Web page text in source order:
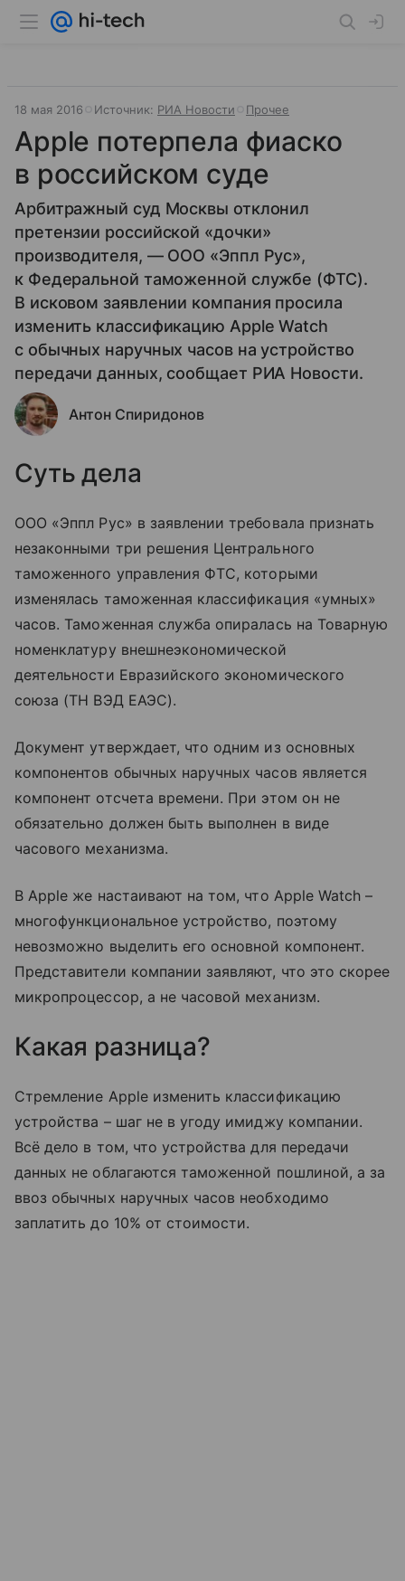
18 мая 2016 Источник: РИА Новости Прочее
Apple потерпела фиаско
в российском суде
Арбитражный суд Москвы отклонил
претензии российской «дочки»
производителя, — ООО «Эппл Рус»,
к Федеральной таможенной службе (ФТС).
В исковом заявлении компания просила
изменить классификацию Apple Watch
с обычных наручных часов на устройство
передачи данных, сообщает РИА Новости.
Антон Спиридонов
Суть дела
ООО «Эппл Рус» в заявлении требовала признать
незаконными три решения Центрального
таможенного управления ФТС, которыми
изменялась таможенная классификация «умных»
часов. Таможенная служба опиралась на Товарную
номенклатуру внешнеэкономической
деятельности Евразийского экономического
союза (ТН ВЭД ЕАЭС).
Документ утверждает, что одним из основных
компонентов обычных наручных часов является
компонент отсчета времени. При этом он не
обязательно должен быть выполнен в виде
часового механизма.
В Apple же настаивают на том, что Apple Watch –
многофункциональное устройство, поэтому
невозможно выделить его основной компонент.
Представители компании заявляют, что это скорее
микропроцессор, а не часовой механизм.
Какая разница?
Стремление Apple изменить классификацию
устройства – шаг не в угоду имиджу компании.
Всё дело в том, что устройства для передачи
данных не облагаются таможенной пошлиной, а за
ввоз обычных наручных часов необходимо
заплатить до 10% от стоимости.